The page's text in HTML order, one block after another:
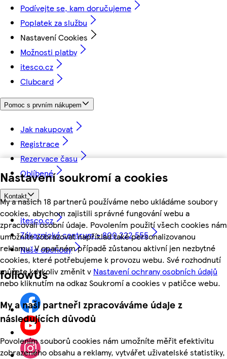
Nastavení soukromí a cookies
My a našich 18 partnerů používáme nebo ukládáme soubory
cookies, abychom zajistili správné fungování webu a
zpracovali osobní údaje. Povolením použití všech cookies nám
umožníte zobrazovat například také personalizovanou
reklamu. V opačném případě zůstanou aktivní jen nezbytné
cookies, které potřebujeme k provozu webu. Své rozhodnutí
můžete kdykoliv změnit v Nastavení ochrany osobních údajů
nebo kliknutím na odkaz Soukromí a cookies v patičce webu.
My a naši partneři zpracováváme údaje z
následujících důvodů
Povolením souborů cookies nám umožníte měřit efektivitu
zobrazeného obsahu a reklamy, vytvářet uživatelské statistiky,
Podívejte se, kam doručujeme
Poplatek za službu
Nastavení Cookies
Možnosti platby
itesco.cz
Clubcard
Pomoc s prvním nákupem
Jak nakupovat
Registrace
Rezervace času
Oblíbené
Kontakt
itesco.cz
Zákaznické centrum - 800 222 555
Naše obchody
followUs